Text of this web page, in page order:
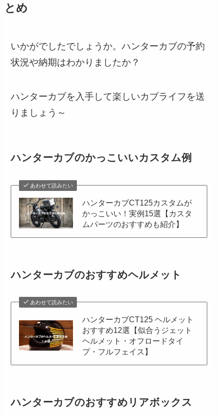
とめ
いかがでしたでしょうか。ハンターカブの予約
状況や納期はわかりましたか？
ハンターカブを入手して楽しいカブライフを送
りましょう～
ハンターカブのかっこいいカスタム例
あわせて読みたい
ハンターカブCT125カスタムが
かっこいい！実例15選【カスタ
ムパーツのおすすめも紹介】
ハンターカブのおすすめヘルメット
あわせて読みたい
ハンターカブCT125 ヘルメット
おすすめ12選【似合うジェット
ヘルメット・オフロードタイ
プ・フルフェイス】
ハンターカブのおすすめリアボックス